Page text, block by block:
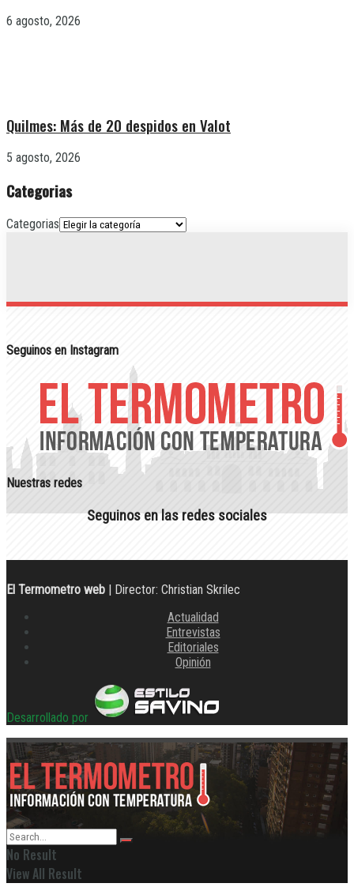
6 agosto, 2026
Quilmes: Más de 20 despidos en Valot
5 agosto, 2026
Categorias
Categorias
Seguinos en Instagram
Nuestras redes
Seguinos en las redes sociales
El Termometro web | Director: Christian Skrilec
Actualidad
Entrevistas
Editoriales
Opinión
Desarrollado por
No Result
View All Result